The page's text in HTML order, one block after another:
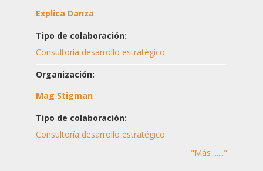
Explica Danza
Tipo de colaboración:
Consultoría desarrollo estratégico
Organización:
Mag Stigman
Tipo de colaboración:
Consultoría desarrollo estratégico
"Más ......"